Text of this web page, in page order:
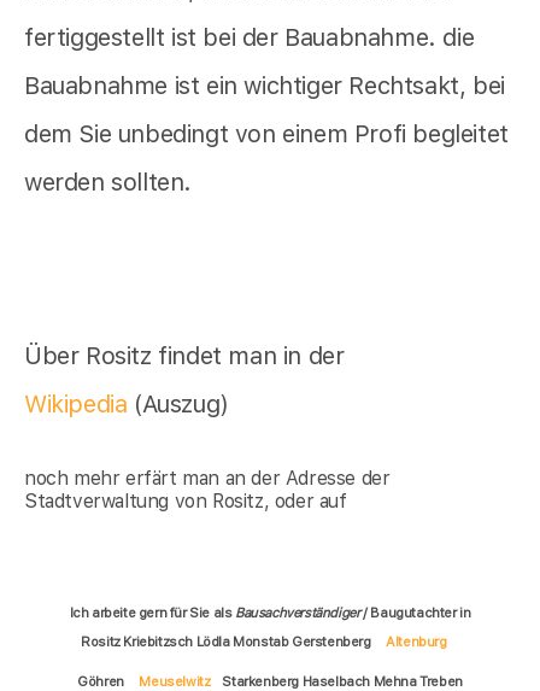
fertiggestellt ist bei der Bauabnahme. die
Bauabnahme ist ein wichtiger Rechtsakt, bei
dem Sie unbedingt von einem Profi begleitet
werden sollten.
Über Rositz findet man in der
Wikipedia (Auszug)
noch mehr erfärt man an der Adresse der
Stadtverwaltung von Rositz, oder auf
Ich arbeite gern für Sie als Bausachverständiger/ Baugutachter in
Rositz Kriebitzsch Lödla Monstab Gerstenberg
Altenburg
Göhren Meuselwitz Starkenberg Haselbach Mehna Treben